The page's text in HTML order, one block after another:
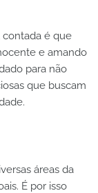
contada é que
e amando
para não
que buscam
áreas da
É por isso